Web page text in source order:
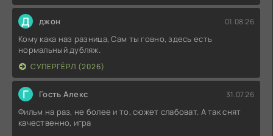
Д джон 01.08.26
Кому кака наз разница, Сам ты говно, здесь есть
нормальный дубляж.
СУПЕРГЁРЛ (2026)
Г Гость Алекс 31.07.26
Фильм на раз, не более и то, сюжет слабоват. А так снят
качественно, игра